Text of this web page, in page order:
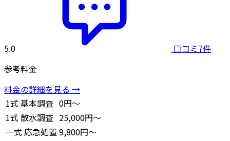
5.0
口コミ7件
参考料金
料金の詳細を見る →
1式 基本調査 0円～
1式 散水調査 25,000円～
一式 応急処置 9,800円～